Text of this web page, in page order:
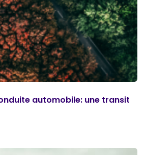
automobile: une transit